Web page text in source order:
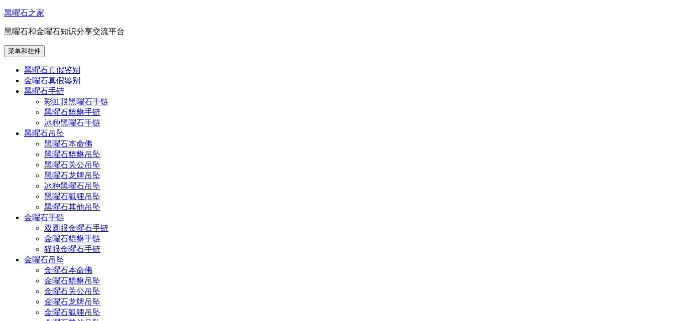
跳
内
容
黑曜石之家
黑曜石和金曜石知识分享交流平台
菜单和挂件
黑曜石真假鉴别
金曜石真假鉴别
黑曜石手链
彩虹眼黑曜石手链
黑曜石貔貅手链
冰种黑曜石手链
黑曜石吊坠
黑曜石本命佛
黑曜石貔貅吊坠
黑曜石关公吊坠
黑曜石龙牌吊坠
冰种黑曜石吊坠
黑曜石狐狸吊坠
黑曜石其他吊坠
金曜石手链
双圆眼金曜石手链
金曜石貔貅手链
猫眼金曜石手链
金曜石吊坠
金曜石本命佛
金曜石貔貅吊坠
金曜石关公吊坠
金曜石龙牌吊坠
金曜石狐狸吊坠